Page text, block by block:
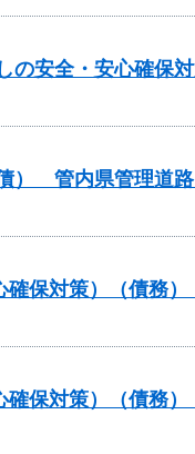
安全・安心確保
債） 管内県管理道
保対策）（債務）
保対策）（債務）